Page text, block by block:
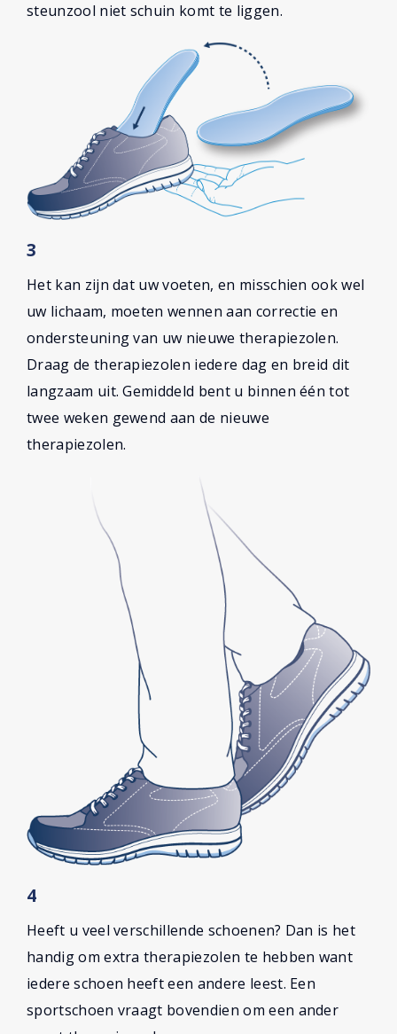
steunzool niet schuin komt te liggen.
3
Het kan zijn dat uw voeten, en misschien ook wel
uw lichaam, moeten wennen aan correctie en
ondersteuning van uw nieuwe therapiezolen.
Draag de therapiezolen iedere dag en breid dit
langzaam uit. Gemiddeld bent u binnen één tot
twee weken gewend aan de nieuwe
therapiezolen.
4
Heeft u veel verschillende schoenen? Dan is het
handig om extra therapiezolen te hebben want
iedere schoen heeft een andere leest. Een
sportschoen vraagt bovendien om een ander